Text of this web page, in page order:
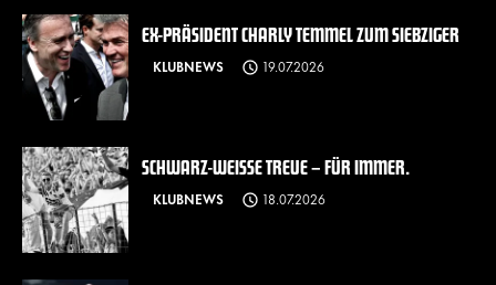
EX-PRÄSIDENT CHARLY TEMMEL ZUM SIEBZIGER
KLUBNEWS 19.07.2026
SCHWARZ-WEISSE TREUE – FÜR IMMER.
KLUBNEWS 18.07.2026